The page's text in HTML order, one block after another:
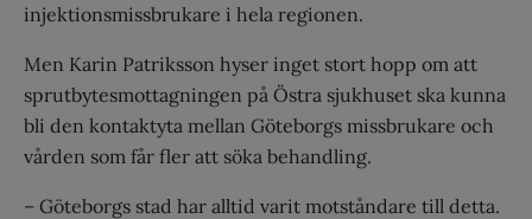
injektionsmissbrukare i hela regionen.
Men Karin Patriksson hyser inget stort hopp om att
sprutbytesmottagningen på Östra sjukhuset ska kunna
bli den kontaktyta mellan Göteborgs missbrukare och
vården som får fler att söka behandling.
– Göteborgs stad har alltid varit motståndare till detta.